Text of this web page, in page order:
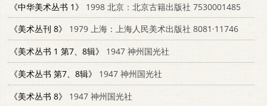
《中华美术丛书 1》
1998 北京：北京古籍出版社 7530001485
《美术丛刊 8》
1979 上海：上海人民美术出版社 8081·11746
《美术丛书 1 第7、8辑》
1947 神州国光社
《美术丛书 第7、8辑》
1947 神州国光社
《美术丛书 8》
1947 神州国光社